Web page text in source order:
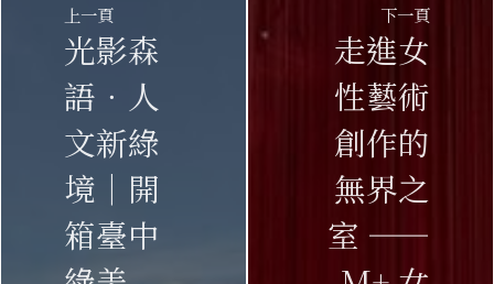
上一頁
光影森
語．人
文新綠
境｜開
箱臺中
下一頁
走進女
性藝術
創作的
無界之
室 ——